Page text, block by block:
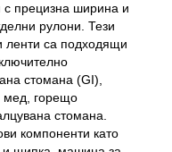
с прецизна ширина и
рулони. Тези
ленти са подходящи
стомана (GI),
мед, горещо
стомана.
компоненти като